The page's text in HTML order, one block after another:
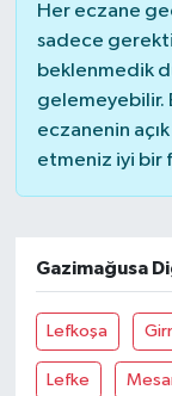
Her eczane
sadece
beklenmedik
gelemeyebilir.
eczanenin
etmeniz iyi bir
Gazimağusa
Lefkoşa
Lefke